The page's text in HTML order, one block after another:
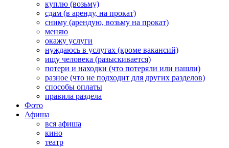
куплю (возьму)
сдам (в аренду, на прокат)
сниму (арендую, возьму на прокат)
меняю
окажу услуги
нуждаюсь в услугах (кроме вакансий)
ищу человека (разыскивается)
потери и находки (что потеряли или нашли)
разное (что не подходит для других разделов)
способы оплаты
правила раздела
Фото
Афиша
вся афиша
кино
театр